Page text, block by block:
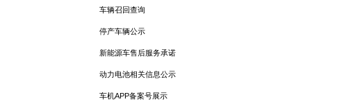
车辆召回查询
停产车辆公示
新能源车售后服务承诺
动力电池相关信息公示
车机APP备案号展示